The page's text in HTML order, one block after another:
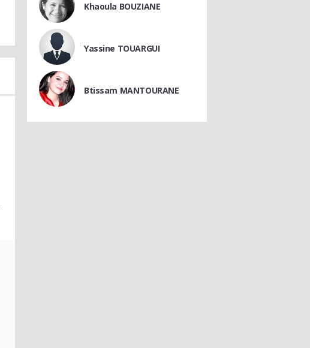
Khaoula BOUZIANE
Yassine TOUARGUI
Btissam MANTOURANE